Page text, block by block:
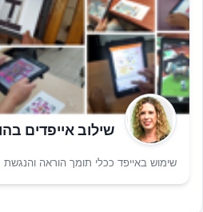
שילוב אייפדים
שימוש באייפד ככלי תומך הוראה והנגשת